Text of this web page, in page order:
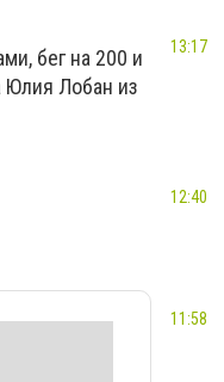
бег на 200 и
Юлия Лобан из
13:17
12:40
11:58